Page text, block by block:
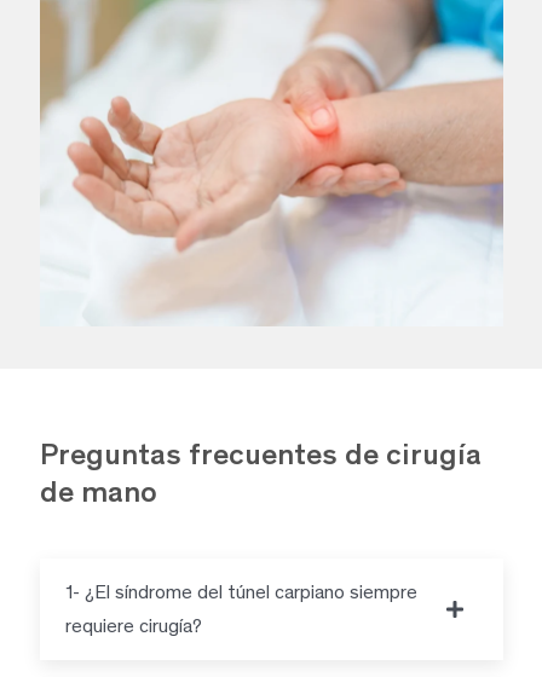
Preguntas frecuentes de cirugía
de mano
1- ¿El síndrome del túnel carpiano siempre
requiere cirugía?